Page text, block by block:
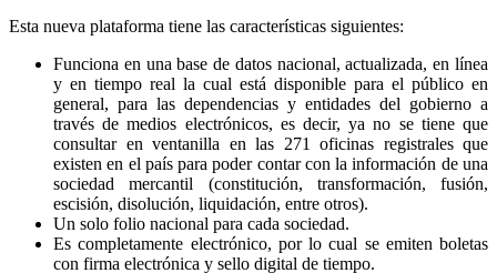
Esta nueva plataforma tiene las características siguientes:
Funciona en una base de datos nacional, actualizada, en línea
y en tiempo real la cual está disponible para el público en
general, para las dependencias y entidades del gobierno a
través de medios electrónicos, es decir, ya no se tiene que
consultar en ventanilla en las 271 oficinas registrales que
existen en el país para poder contar con la información de una
sociedad mercantil (constitución, transformación, fusión,
escisión, disolución, liquidación, entre otros).
Un solo folio nacional para cada sociedad.
Es completamente electrónico, por lo cual se emiten boletas
con firma electrónica y sello digital de tiempo.